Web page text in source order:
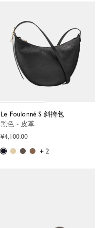
Le Foulonné S 斜挎包
黑色 - 皮革
¥4,100.00
+ 2